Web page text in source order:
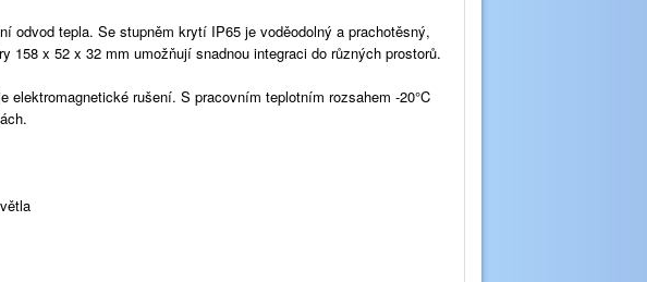
odvod tepla. Se stupněm krytí IP65 je voděodolný a prachotěsný,
158 x 52 x 32 mm umožňují snadnou integraci do různých prostorů.
rušení. S pracovním teplotním rozsahem -20°C